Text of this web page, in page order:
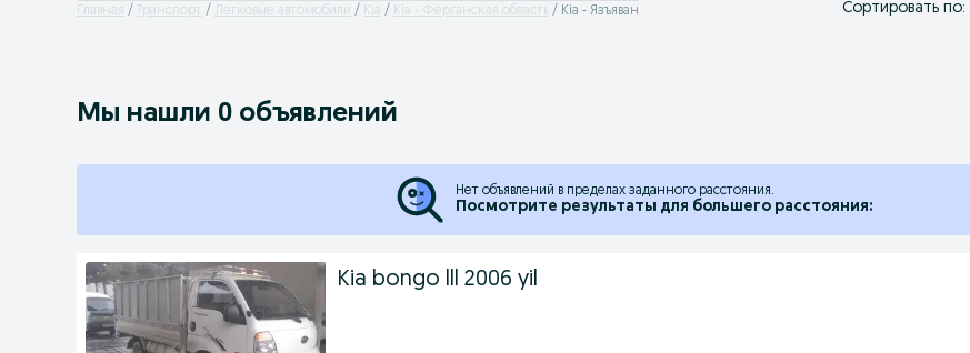
Главная Транспорт Легковые автомобили Kia Kia - Ферганская область Kia - Язъяван Сортировать по:
Мы нашли 0 объявлений
Нет объявлений в пределах заданного расстояния.
Посмотрите результаты для большего расстояния:
Kia bongo lll 2006 yil